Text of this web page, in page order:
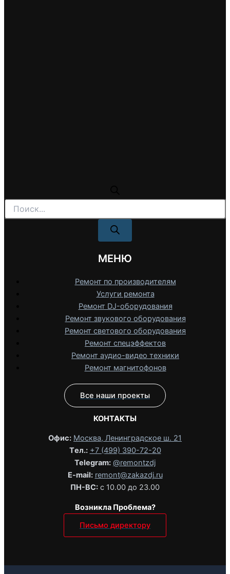
Поиск
товаров
МЕНЮ
Ремонт по производителям
Услуги ремонта
Ремонт DJ-оборудования
Ремонт звукового оборудования
Ремонт светового оборудования
Ремонт спецэффектов
Ремонт аудио-видео техники
Ремонт магнитофонов
Все наши проекты
КОНТАКТЫ
Офис: Москва, Ленинградское ш. 21
Tел.: +7 (499) 390-72-20
Telegram: @remontzdj‬
E-mail: remont@zakazdj.ru
ПН-ВС: с 10.00 до 23.00
Возникла Проблема?
Письмо директору